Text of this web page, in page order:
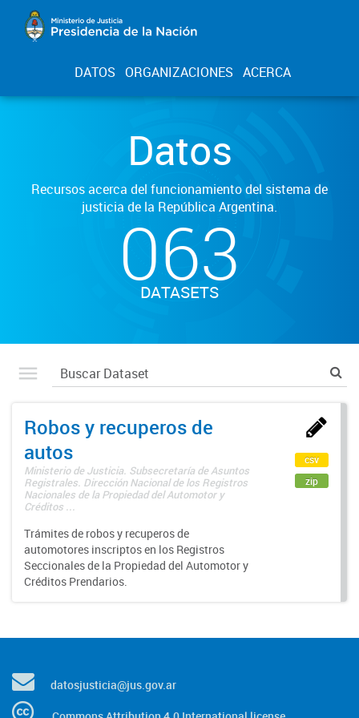
DATOS ORGANIZACIONES ACERCA
Datos
Recursos acerca del funcionamiento del sistema de
justicia de la República Argentina.
063
DATASETS
Robos y recuperos de
autos
Ministerio de Justicia. Subsecretaría de Asuntos
Registrales. Dirección Nacional de los Registros
Nacionales de la Propiedad del Automotor y
Créditos ...
Trámites de robos y recuperos de
automotores inscriptos en los Registros
Seccionales de la Propiedad del Automotor y
Créditos Prendarios.
csv
zip
datosjusticia@jus.gov.ar